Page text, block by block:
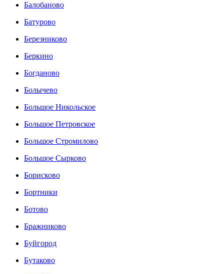
Балобаново
Батурово
Березниково
Беркино
Богданово
Болычево
Большое Никольское
Большое Петровское
Большое Стромилово
Большое Сырково
Борисково
Бортники
Ботово
Бражниково
Буйгород
Бутаково